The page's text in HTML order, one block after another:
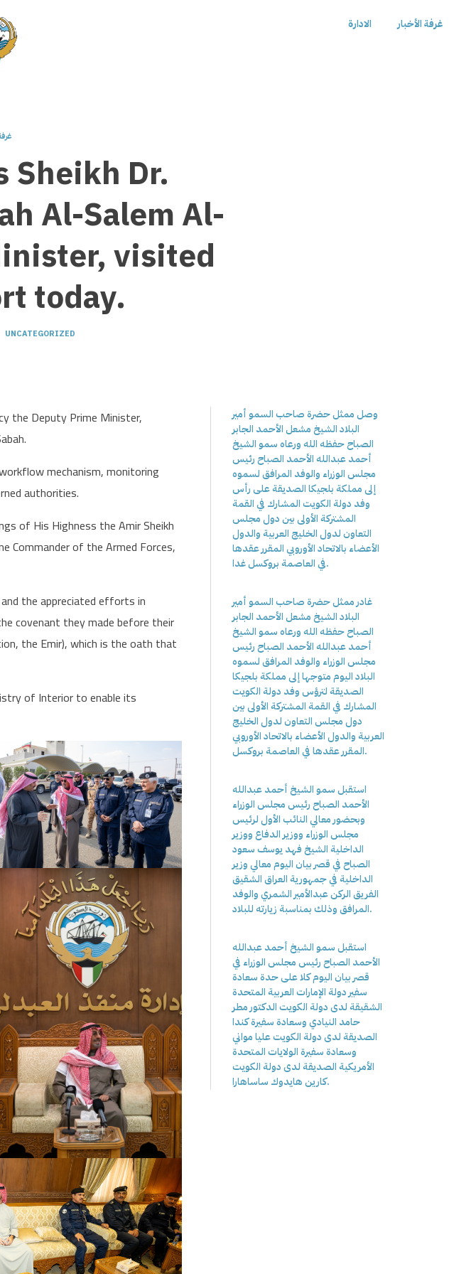
الادارة غرفة الأخبار
Sheikh Dr.
Al-Salem Al-
visited
today.
UNCATEGORIZED
the Deputy Prime Minister,
mechanism, monitoring
authorities.
of His Highness the Amir Sheikh
Commander of the Armed Forces,
the appreciated efforts in
covenant they made before their
the Emir), which is the oath that
of Interior to enable its
وصل ممثل حضرة صاحب السمو أمير
البلاد الشيخ مشعل الأحمد الجابر
الصباح حفظه الله ورعاه سمو الشيخ
أحمد عبدالله الأحمد الصباح رئيس
مجلس الوزراء والوفد المرافق لسموه
إلى مملكة بلجيكا الصديقة على رأس
وفد دولة الكويت المشارك في القمة
المشتركة الأولى بين دول مجلس
التعاون لدول الخليج العربية والدول
الأعضاء بالاتحاد الأوروبي المقرر عقدها
في العاصمة بروكسل غدا.
غادر ممثل حضرة صاحب السمو أمير
البلاد الشيخ مشعل الأحمد الجابر
الصباح حفظه الله ورعاه سمو الشيخ
أحمد عبدالله الأحمد الصباح رئيس
مجلس الوزراء والوفد المرافق لسموه
البلاد اليوم متوجها إلى مملكة بلجيكا
الصديقة لترؤس وفد دولة الكويت
المشارك في القمة المشتركة الأولى بين
دول مجلس التعاون لدول الخليج
العربية والدول الأعضاء بالاتحاد الأوروبي
المقرر عقدها في العاصمة بروكسل.
استقبل سمو الشيخ أحمد عبدالله
الأحمد الصباح رئيس مجلس الوزراء
وبحضور معالي النائب الأول لرئيس
مجلس الوزراء ووزير الدفاع ووزير
الداخلية الشيخ فهد يوسف سعود
الصباح في قصر بيان اليوم معالي وزير
الداخلية في جمهورية العراق الشقيق
الفريق الركن عبدالأمير الشمري والوفد
المرافق وذلك بمناسبة زيارته للبلاد.
استقبل سمو الشيخ أحمد عبدالله
الأحمد الصباح رئيس مجلس الوزراء في
قصر بيان اليوم كلا على حدة سعادة
سفير دولة الإمارات العربية المتحدة
الشقيقة لدى دولة الكويت الدكتور مطر
حامد النيادي وسعادة سفيرة كندا
الصديقة لدى دولة الكويت عليا مواني
وسعادة سفيرة الولايات المتحدة
الأمريكية الصديقة لدى دولة الكويت
كارين هايدوك ساساهارا.